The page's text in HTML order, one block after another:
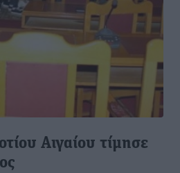
Αιγαίου τίμησε